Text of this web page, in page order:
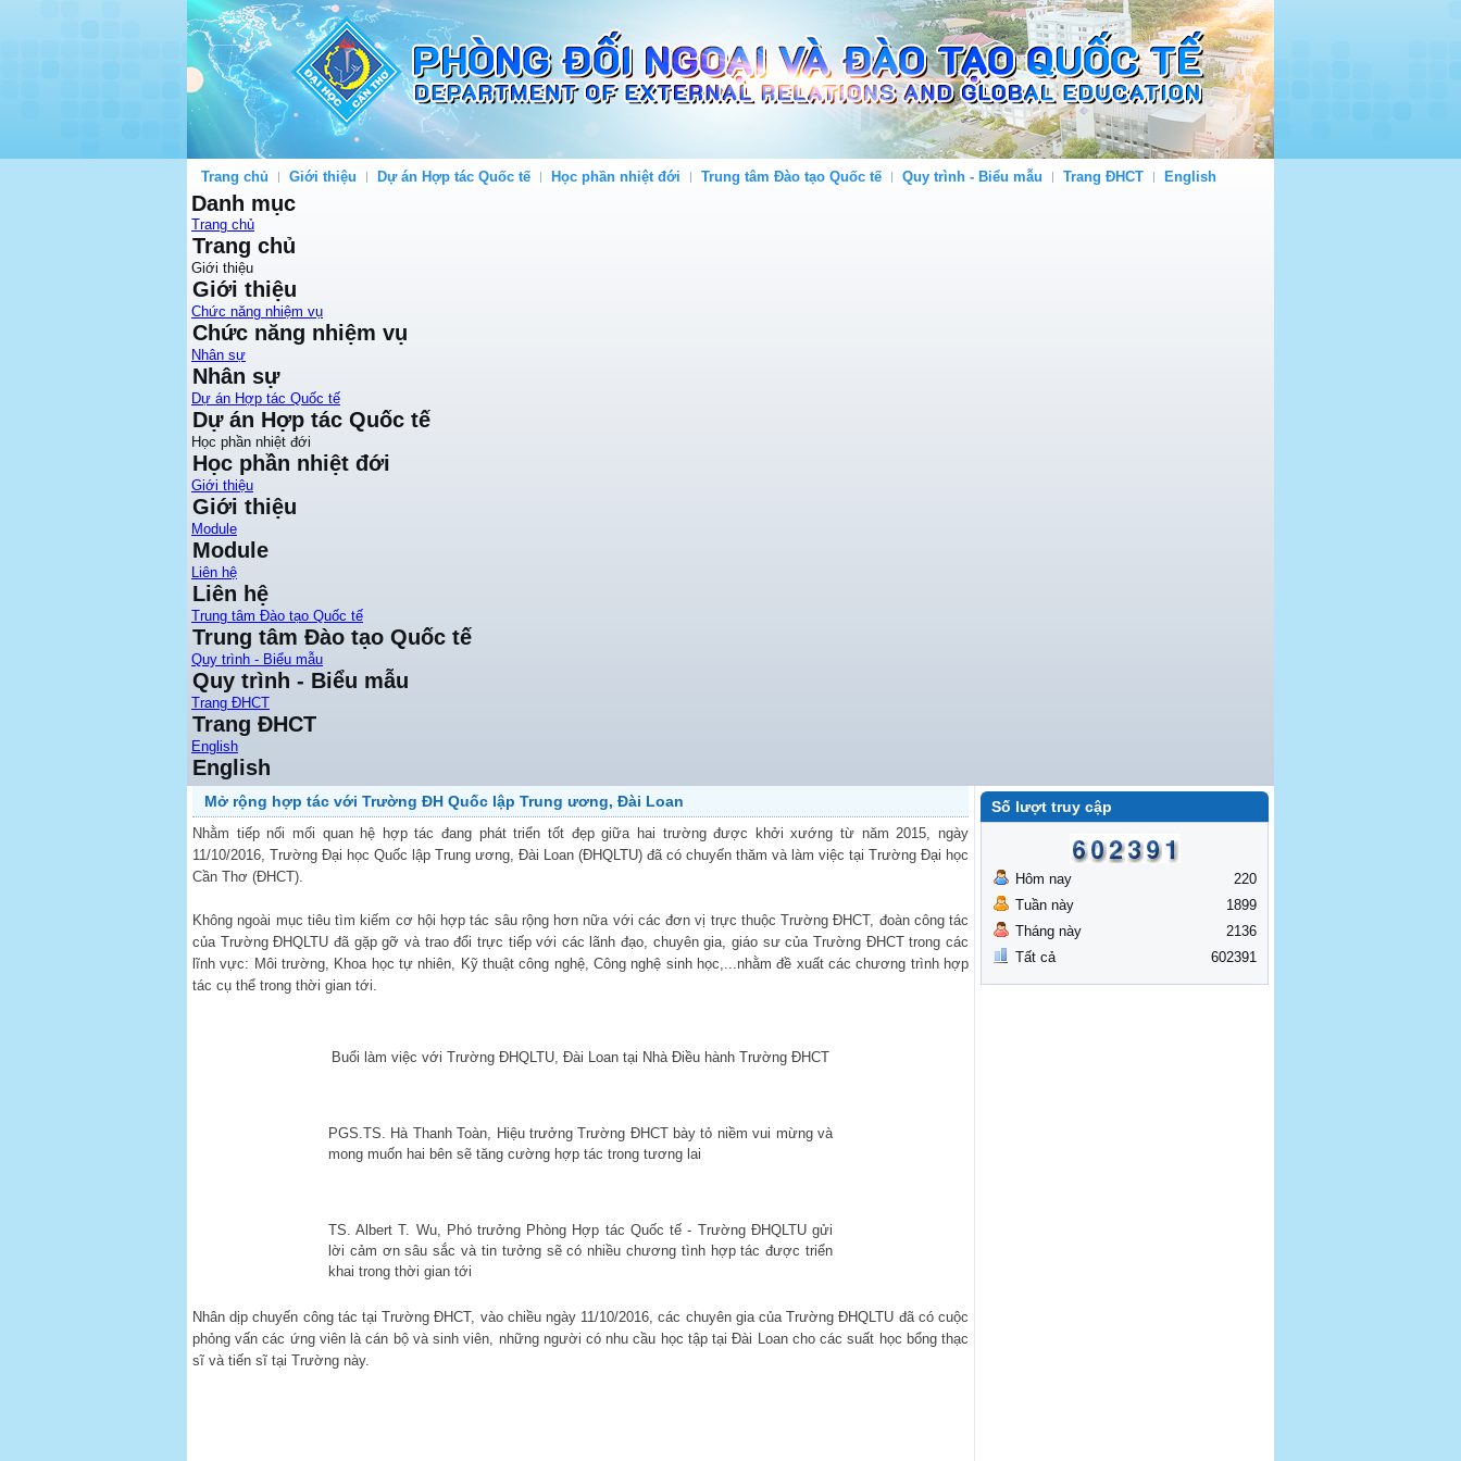
Trang chủ Giới thiệu Dự án Hợp tác Quốc tế Học phần nhiệt đới Trung tâm Đào tạo Quốc tế Quy trình - Biểu mẫu Trang ĐHCT English
Danh mục
Trang chủ
Trang chủ
Giới thiệu
Giới thiệu
Chức năng nhiệm vụ
Chức năng nhiệm vụ
Nhân sự
Nhân sự
Dự án Hợp tác Quốc tế
Dự án Hợp tác Quốc tế
Học phần nhiệt đới
Học phần nhiệt đới
Giới thiệu
Giới thiệu
Module
Module
Liên hệ
Liên hệ
Trung tâm Đào tạo Quốc tế
Trung tâm Đào tạo Quốc tế
Quy trình - Biểu mẫu
Quy trình - Biểu mẫu
Trang ĐHCT
Trang ĐHCT
English
English
Mở rộng hợp tác với Trường ĐH Quốc lập Trung ương, Đài Loan
Nhằm tiếp nối mối quan hệ hợp tác đang phát triển tốt đẹp giữa hai trường được khởi xướng từ năm 2015, ngày
11/10/2016, Trường Đại học Quốc lập Trung ương, Đài Loan (ĐHQLTU) đã có chuyến thăm và làm việc tại Trường Đại học
Cần Thơ (ĐHCT).
Không ngoài mục tiêu tìm kiếm cơ hội hợp tác sâu rộng hơn nữa với các đơn vị trực thuộc Trường ĐHCT, đoàn công tác
của Trường ĐHQLTU đã gặp gỡ và trao đổi trực tiếp với các lãnh đạo, chuyên gia, giáo sư của Trường ĐHCT trong các
lĩnh vực: Môi trường, Khoa học tự nhiên, Kỹ thuật công nghệ, Công nghệ sinh học,...nhằm đề xuất các chương trình hợp
tác cụ thể trong thời gian tới.
Buổi làm việc với Trường ĐHQLTU, Đài Loan tại Nhà Điều hành Trường ĐHCT
PGS.TS. Hà Thanh Toàn, Hiệu trưởng Trường ĐHCT bày tỏ niềm vui mừng và
mong muốn hai bên sẽ tăng cường hợp tác trong tương lai
TS. Albert T. Wu, Phó trưởng Phòng Hợp tác Quốc tế - Trường ĐHQLTU gửi
lời cảm ơn sâu sắc và tin tưởng sẽ có nhiều chương tình hợp tác được triển
khai trong thời gian tới
Nhân dịp chuyến công tác tại Trường ĐHCT, vào chiều ngày 11/10/2016, các chuyên gia của Trường ĐHQLTU đã có cuộc
phỏng vấn các ứng viên là cán bộ và sinh viên, những người có nhu cầu học tập tại Đài Loan cho các suất học bổng thạc
sĩ và tiến sĩ tại Trường này.
Số lượt truy cập
Hôm nay
Tuần này
Tháng này
Tất cả
220
1899
2136
602391